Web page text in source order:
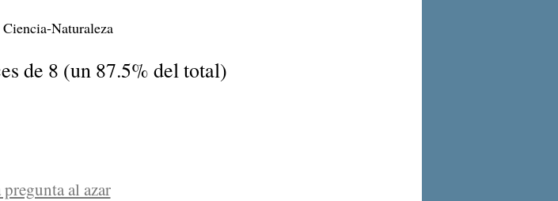
Naturaleza
de 8 (un 87.5% del total)
pregunta al azar